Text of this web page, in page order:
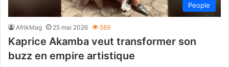
People
AfrikMag 25 mai 2026 589
Kaprice Akamba veut transformer son
buzz en empire artistique